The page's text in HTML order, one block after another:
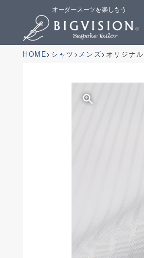
オーダースーツを楽しもう
HOME シャツ メンズ オリジナ
zoom_in